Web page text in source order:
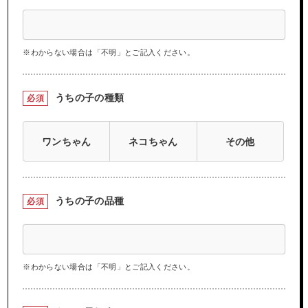
※わからない場合は「不明」とご記入ください。
必須 うちの子の種類
ワンちゃん ネコちゃん その他
必須 うちの子の品種
※わからない場合は「不明」とご記入ください。